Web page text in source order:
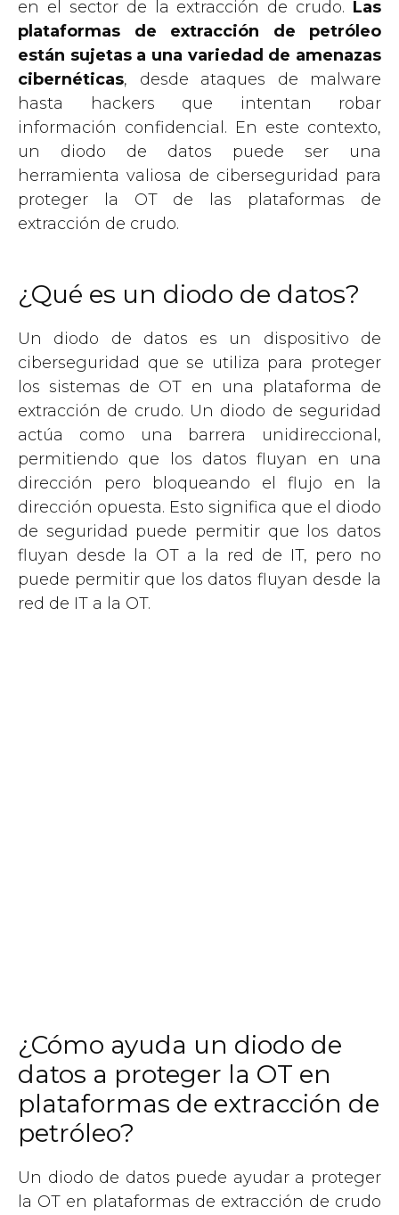
en el sector de la extracción de crudo. Las
plataformas de extracción de petróleo
están sujetas a una variedad de amenazas
cibernéticas, desde ataques de malware
hasta hackers que intentan robar
información confidencial. En este contexto,
un diodo de datos puede ser una
herramienta valiosa de ciberseguridad para
proteger la OT de las plataformas de
extracción de crudo.
¿Qué es un diodo de datos?
Un diodo de datos es un dispositivo de
ciberseguridad que se utiliza para proteger
los sistemas de OT en una plataforma de
extracción de crudo. Un diodo de seguridad
actúa como una barrera unidireccional,
permitiendo que los datos fluyan en una
dirección pero bloqueando el flujo en la
dirección opuesta. Esto significa que el diodo
de seguridad puede permitir que los datos
fluyan desde la OT a la red de IT, pero no
puede permitir que los datos fluyan desde la
red de IT a la OT.
¿Cómo ayuda un diodo de
datos a proteger la OT en
plataformas de extracción de
petróleo?
Un diodo de datos puede ayudar a proteger
la OT en plataformas de extracción de crudo